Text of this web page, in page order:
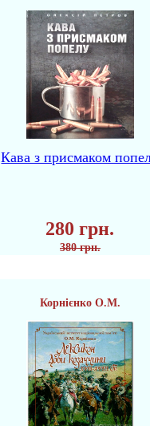
Кава з присмаком
280 грн.
380 грн.
Корнієнко О.М.